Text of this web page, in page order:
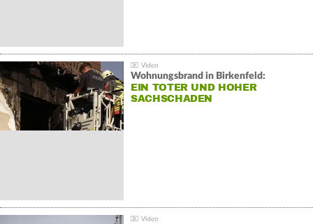
Wohnungsbrand in Birkenfeld:
EIN TOTER UND HOHER
SACHSCHADEN